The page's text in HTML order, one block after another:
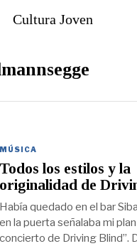
Cultura Joven
MÚSICA
Todos los estilos y la
originalidad de
Había quedado en el bar
en la puerta señalaba mi
concierto de Driving Blind”.